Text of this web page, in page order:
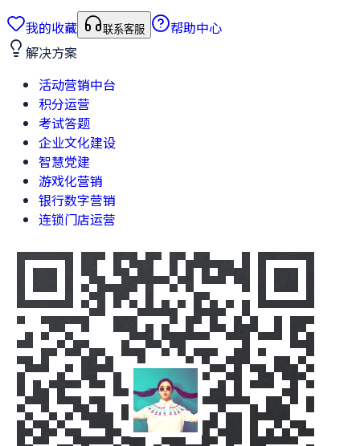
我的收藏
联系客服
帮助中心
解决方案
活动营销中台
积分运营
考试答题
企业文化建设
智慧党建
游戏化营销
银行数字营销
连锁门店运营